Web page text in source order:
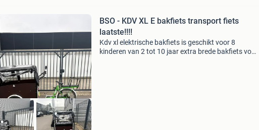
BSO - KDV XL E bakfiets transport fiets
laatste!!!!
Kdv xl elektrische bakfiets is geschikt voor 8
kinderen van 2 tot 10 jaar extra brede bakfiets voor